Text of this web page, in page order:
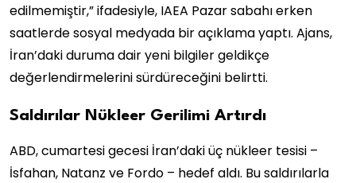
edilmemiştir,” ifadesiyle, IAEA Pazar sabahı erken
saatlerde sosyal medyada bir açıklama yaptı. Ajans,
İran’daki duruma dair yeni bilgiler geldikçe
değerlendirmelerini sürdüreceğini belirtti.
Saldırılar Nükleer Gerilimi Artırdı
ABD, cumartesi gecesi İran’daki üç nükleer tesisi –
İsfahan, Natanz ve Fordo – hedef aldı. Bu saldırılarla